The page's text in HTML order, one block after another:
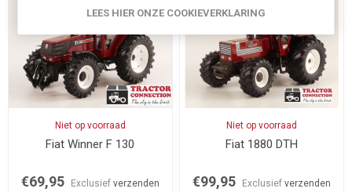
Niet op voorraad
Fiat Winner F 130
€69,95 Exclusief verzenden
Niet op voorraad
Fiat 1880 DTH
€99,95 Exclusiefverzenden
LEES HIER ONZE COOKIEVERKLARING